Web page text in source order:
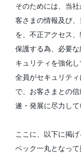
そのためには、当
客さまの情報及び
を、不正アクセス
保護する為、必要
キュリティを強化
全員がセキュリテ
で、お客さまとの
遂・発展に尽力して
ここに、以下に掲
ベック一丸となって